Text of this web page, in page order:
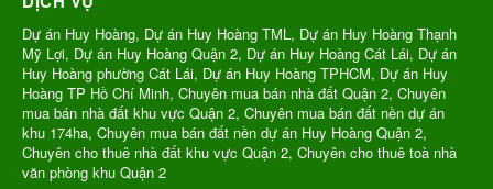
Dự án Huy Hoàng, Dự án Huy Hoàng TML, Dự án Huy Hoàng Thạnh
Mỹ Lợi, Dự án Huy Hoàng Quận 2, Dự án Huy Hoàng Cát Lái, Dự án
Huy Hoàng phường Cát Lái, Dự án Huy Hoàng TPHCM, Dự án Huy
Hoàng TP Hồ Chí Minh, Chuyên mua bán nhà đất Quận 2, Chuyên
mua bán nhà đất khu vực Quận 2, Chuyên mua bán đất nền dự án
khu 174ha, Chuyên mua bán đất nền dự án Huy Hoàng Quận 2,
Chuyên cho thuê nhà đất khu vực Quận 2, Chuyên cho thuê toà nhà
văn phòng khu Quận 2